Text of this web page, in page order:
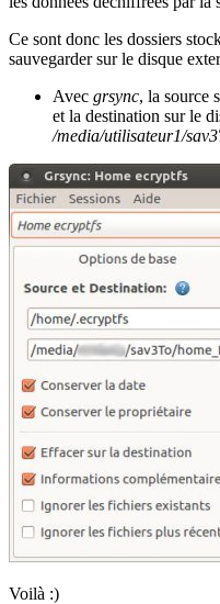
Ce sont donc les dossiers
sauvegarder sur le disque
Avec grsync, la source
et la destination sur le
/media/utilisateur1/
Voilà :)